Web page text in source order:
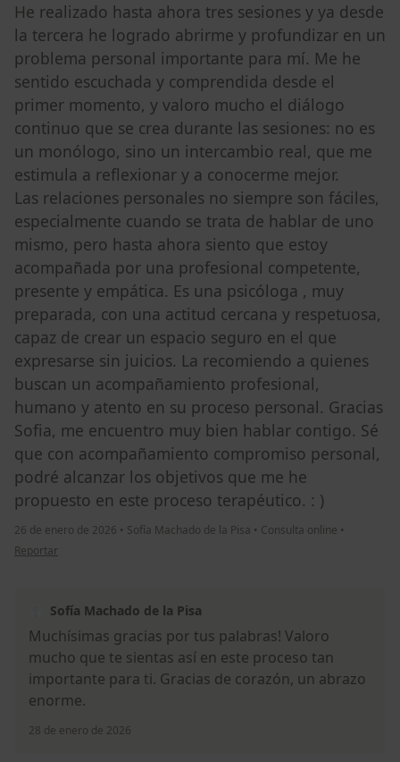
He realizado hasta ahora tres sesiones y ya desde
la tercera he logrado abrirme y profundizar en un
problema personal importante para mí. Me he
sentido escuchada y comprendida desde el
primer momento, y valoro mucho el diálogo
continuo que se crea durante las sesiones: no es
un monólogo, sino un intercambio real, que me
estimula a reflexionar y a conocerme mejor.
Las relaciones personales no siempre son fáciles,
especialmente cuando se trata de hablar de uno
mismo, pero hasta ahora siento que estoy
acompañada por una profesional competente,
presente y empática. Es una psicóloga , muy
preparada, con una actitud cercana y respetuosa,
capaz de crear un espacio seguro en el que
expresarse sin juicios. La recomiendo a quienes
buscan un acompañamiento profesional,
humano y atento en su proceso personal. Gracias
Sofia, me encuentro muy bien hablar contigo. Sé
que con acompañamiento compromiso personal,
podré alcanzar los objetivos que me he
propuesto en este proceso terapéutico. : )
26 de enero de 2026 • Sofía Machado de la Pisa • Consulta online •
en opinión del usuario Melissa
Reportar
Sofía Machado de la Pisa
Muchísimas gracias por tus palabras! Valoro
mucho que te sientas así en este proceso tan
importante para ti. Gracias de corazón, un abrazo
enorme.
28 de enero de 2026